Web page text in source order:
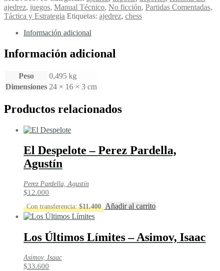
partidas
de
(1924-
-
Alekhine,
cantidad
ajedrez, juegos, Manual Técnico, No ficción, Partidas Comentadas,
Táctica y Estrategia Etiquetas: ajedrez, chess
Información adicional
Información adicional
Peso
0,495 kg
Dimensiones 24 × 16 × 3 cm
Productos relacionados
El Despelote – Perez Pardella,
Agustín
Perez Pardella, Agustín
$12.000
Con transferencia:$11.400 Añadir al carrito
Los Últimos Límites – Asimov, Isaac
Asimov, Isaac
$33.600